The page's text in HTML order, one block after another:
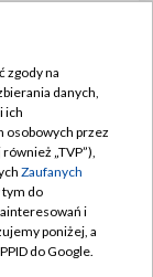
zgody na
danych,
ich
osobowych przez
„TVP”),
Zaufanych
tym do
i
poniżej, a
do Google.